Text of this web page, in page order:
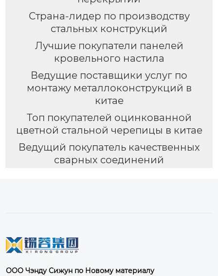
Страна-лидер по производству
стальных конструкций
Лучшие покупатели панелей
кровельного настила
Ведущие поставщики услуг по
монтажу металлоконструкций в
китае
Топ покупателей оцинкованной
цветной стальной черепицы в китае
Ведущий покупатель качественных
сварных соединений
ООО Чэнду Сижун по Новому материалу